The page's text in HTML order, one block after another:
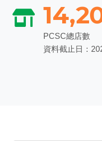
PCSC總店數
資料截止日：